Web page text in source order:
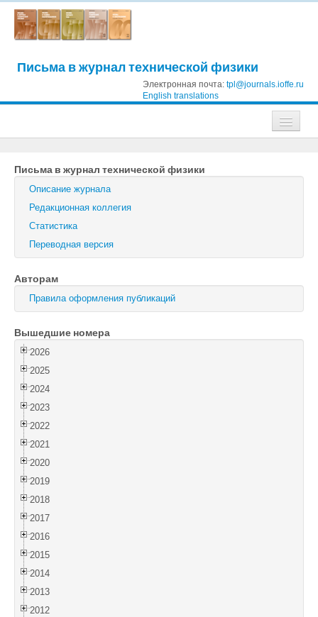
Письма в журнал технической физики
Электронная почта: tpl@journals.ioffe.ru
English translations
Журнал технической физики
Письма в Журнал технической физики
Физика твердого тела
Физика и техника полупроводников
Оптика и спектроскопия
Поиск
Войти
Письма в журнал технической физики
Описание журнала
Редакционная коллегия
Статистика
Переводная версия
Авторам
Правила оформления публикаций
Вышедшие номера
2026
2025
2024
2023
2022
2021
2020
2019
2018
2017
2016
2015
2014
2013
2012